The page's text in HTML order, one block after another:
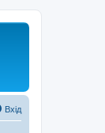
Вхід